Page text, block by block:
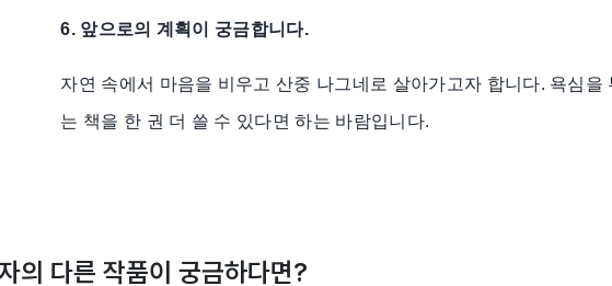
6. 앞으로의 계획이 궁금합니다.
자연 속에서 마음을 비우고 산중 나그네로 살아가고자 합니다. 욕심을
는 책을 한 권 더 쓸 수 있다면 하는 바람입니다.
의 다른 작품이 궁금하다면?